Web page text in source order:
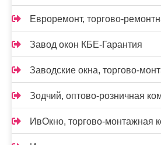
Евроремонт, торгово-
Завод окон КБЕ-Гарантия
Заводские окна, торгово-
Зодчий, оптово-розничная
ИвОкно, торгово-монтажная